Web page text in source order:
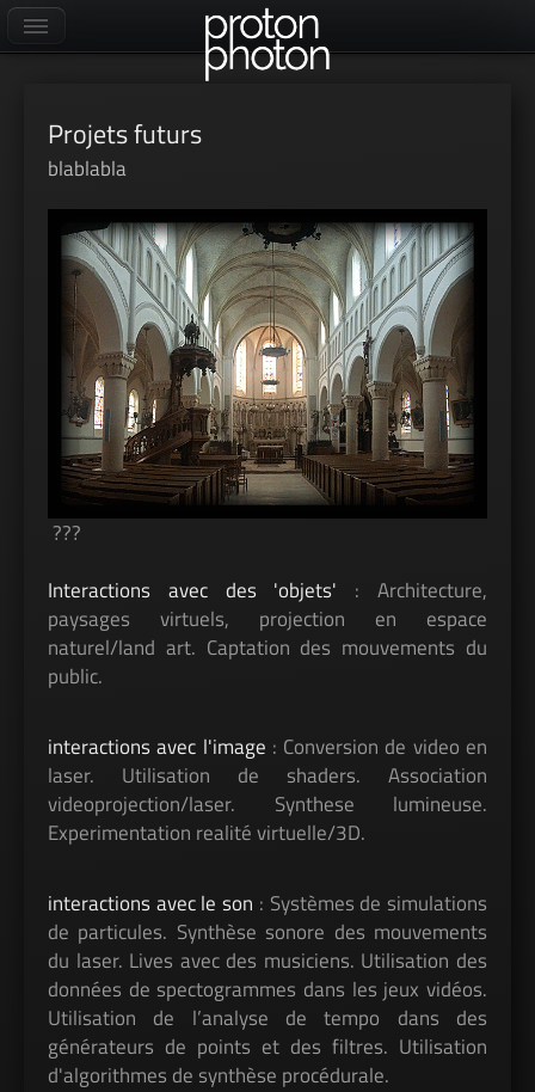
Projets futurs
blablabla
???
Interactions avec des 'objets' : Architecture,
paysages virtuels, projection en espace
naturel/land art. Captation des mouvements du
public.
interactions avec l'image : Conversion de video en
laser. Utilisation de shaders. Association
videoprojection/laser. Synthese lumineuse.
Experimentation realité virtuelle/3D.
interactions avec le son : Systèmes de simulations
de particules. Synthèse sonore des mouvements
du laser. Lives avec des musiciens. Utilisation des
données de spectogrammes dans les jeux vidéos.
Utilisation de l’analyse de tempo dans des
générateurs de points et des filtres. Utilisation
d'algorithmes de synthèse procédurale.